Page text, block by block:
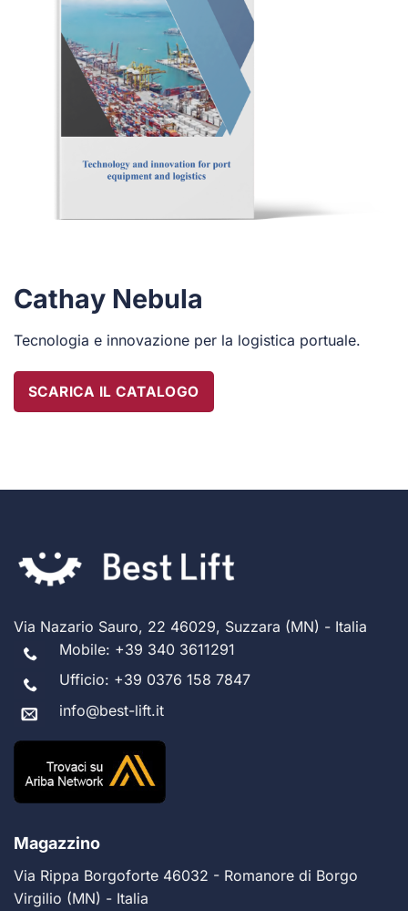
Cathay Nebula
Tecnologia e innovazione per la logistica portuale.
SCARICA IL CATALOGO
Via Nazario Sauro, 22 46029, Suzzara (MN) - Italia
Mobile: +39 340 3611291
Ufficio: +39 0376 158 7847
info@best-lift.it
Magazzino
Via Rippa Borgoforte 46032 - Romanore di Borgo
Virgilio (MN) - Italia